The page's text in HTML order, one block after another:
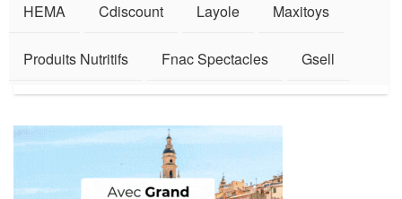
HEMA Cdiscount Layole Maxitoys
Produits Nutritifs Fnac Spectacles Gsell